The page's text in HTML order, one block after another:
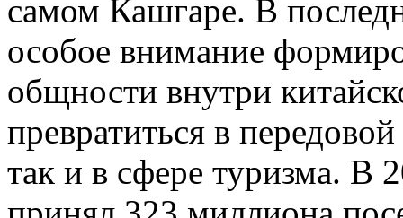
самом Кашгаре. В
особое внимание
общности внутри
превратиться в
так и в сфере туризма. В